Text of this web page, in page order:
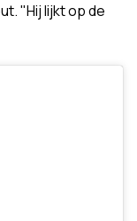
"Hij lijkt op de